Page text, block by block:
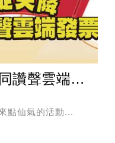
喜從天降e同讚聲雲端發票
點仙氣的活動...